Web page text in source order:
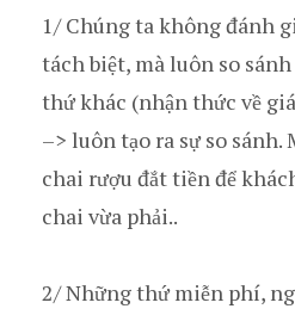
1/ Chúng ta không đánh
tách biệt, mà luôn so
thứ khác (nhận thức về
–> luôn tạo ra sự so
chai rượu đắt tiền để
chai vừa phải..
2/ Những thứ miễn phí,